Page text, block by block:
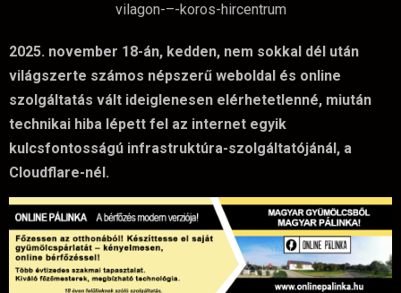
2025. november 18-án, kedden, nem sokkal dél után
világszerte számos népszerű weboldal és online
szolgáltatás vált ideiglenesen elérhetetlenné, miután
technikai hiba lépett fel az internet egyik
kulcsfontosságú infrastruktúra-szolgáltatójánál, a
Cloudflare-nél.